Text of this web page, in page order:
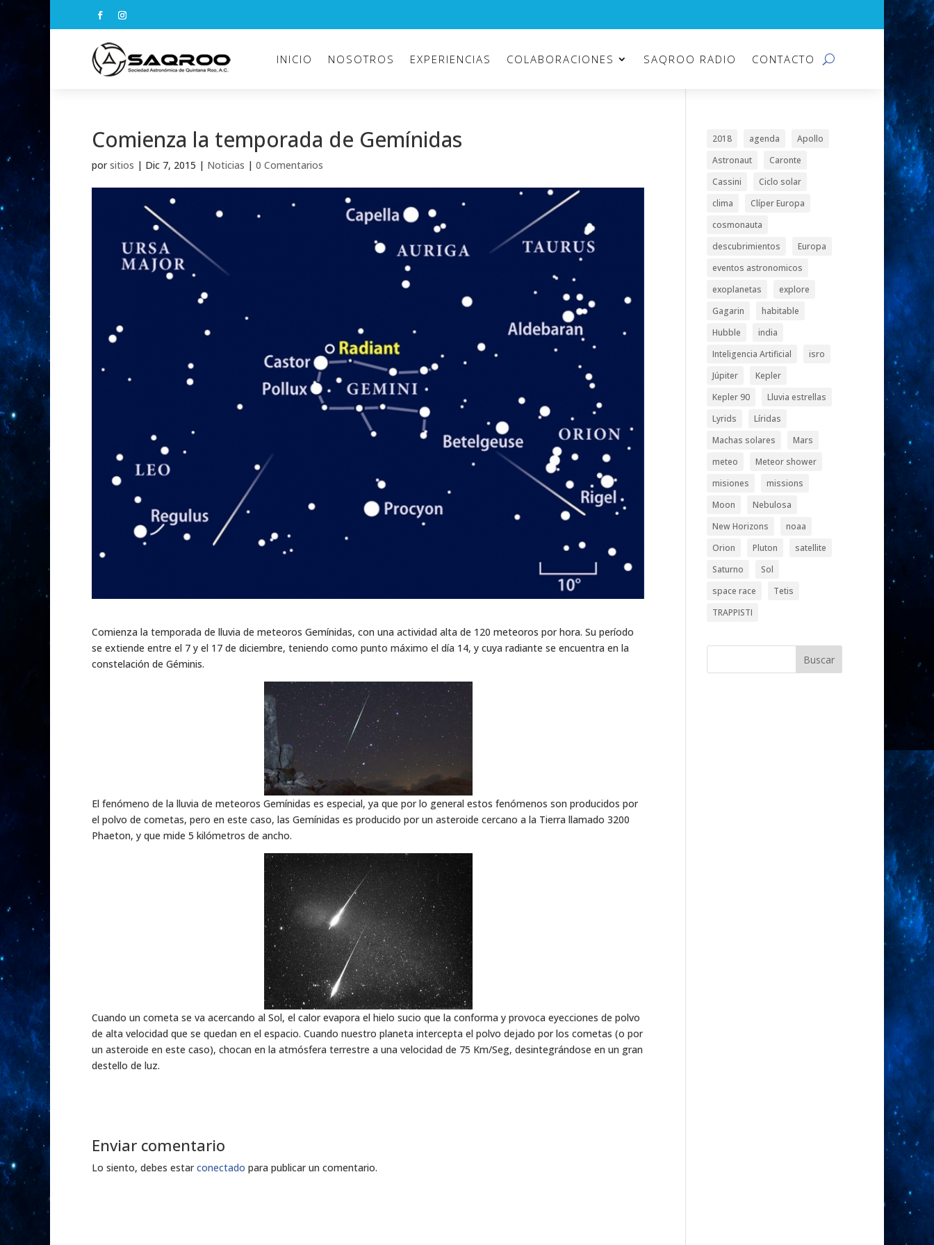
INICIO NOSOTROS EXPERIENCIAS COLABORACIONES SAQROO RADIO CONTACTO
Comienza la temporada de Gemínidas
porsitios | Dic 7, 2015 | Noticias | 0 Comentarios
Comienza la temporada de lluvia de meteoros Gemínidas, con una actividad alta de 120 meteoros por hora. Su período
se extiende entre el 7 y el 17 de diciembre, teniendo como punto máximo el día 14, y cuya radiante se encuentra en la
constelación de Géminis.
El fenómeno de la lluvia de meteoros Gemínidas es especial, ya que por lo general estos fenómenos son producidos por
el polvo de cometas, pero en este caso, las Gemínidas es producido por un asteroide cercano a la Tierra llamado 3200
Phaeton, y que mide 5 kilómetros de ancho.
Cuando un cometa se va acercando al Sol, el calor evapora el hielo sucio que la conforma y provoca eyecciones de polvo
de alta velocidad que se quedan en el espacio. Cuando nuestro planeta intercepta el polvo dejado por los cometas (o por
un asteroide en este caso), chocan en la atmósfera terrestre a una velocidad de 75 Km/Seg, desintegrándose en un gran
destello de luz.
Enviar comentario
Lo siento, debes estarconectado para publicar un comentario.
2018 agenda
Apollo
Astronaut
Caronte
Cassini
Ciclo solar
clima
Clíper Europa
cosmonauta
descubrimientos
Europa
eventos astronomicos
exoplanetas
explore
Gagarin
habitable
Hubble
india
Inteligencia Artificial
isro
Júpiter
Kepler
Kepler 90
Lluvia estrellas
Lyrids
Líridas
Machas solares
Mars
meteo
Meteor shower
misiones
missions
Moon
Nebulosa
New Horizons
noaa
Orion
Pluton
satellite
Saturno
Sol
space race
Tetis
TRAPPISTI
Buscar